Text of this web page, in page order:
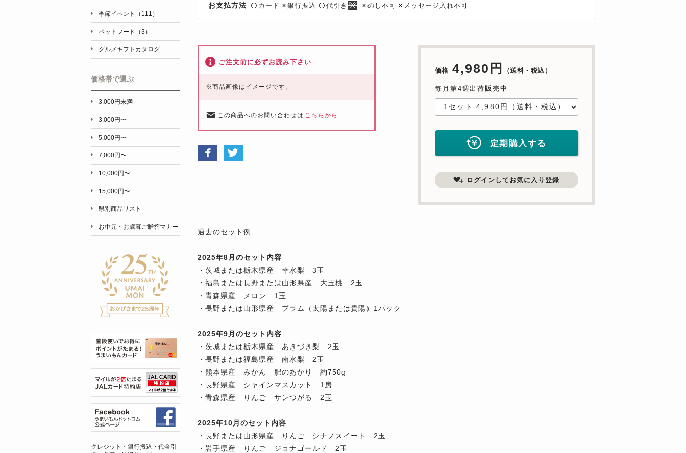
お支払方法 〇 カード × 銀行振込 〇 代引き × のし不可 × メッセージ入れ不可
価格 4,980円 （送料・税込）
毎月第4週出荷 販売中
定期購入する
ログインしてお気に入り登録
ご注文前に必ずお読み下さい
※商品画像はイメージです。
この商品へのお問い合わせは こちらから
過去のセット例
2025年8月のセット内容
・茨城または栃木県産 幸水梨 3玉
・福島または長野または山形県産 大玉桃 2玉
・青森県産 メロン 1玉
・長野または山形県産 プラム（太陽または貴陽）1パック
2025年9月のセット内容
・茨城または栃木県産 あきづき梨 2玉
・長野または福島県産 南水梨 2玉
・熊本県産 みかん 肥のあかり 約750g
・長野県産 シャインマスカット 1房
・青森県産 りんご サンつがる 2玉
2025年10月のセット内容
・長野または山形県産 りんご シナノスイート 2玉
・岩手県産 りんご ジョナゴールド 2玉
季節イベント（111）
ペットフード（3）
グルメギフトカタログ
価格帯で選ぶ
3,000円未満
3,000円〜
5,000円〜
7,000円〜
10,000円〜
15,000円〜
県別商品リスト
お中元・お歳暮ご贈答マナー
クレジット・銀行振込・代金引